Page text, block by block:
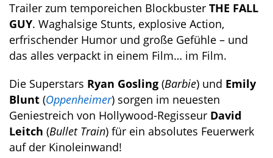
Trailer zum temporeichen Blockbuster THE FALL
GUY. Waghalsige Stunts, explosive Action,
erfrischender Humor und große Gefühle – und
das alles verpackt in einem Film… im Film.
Die Superstars Ryan Gosling (Barbie) und Emily
Blunt (Oppenheimer) sorgen im neuesten
Geniestreich von Hollywood-Regisseur David
Leitch (Bullet Train) für ein absolutes Feuerwerk
auf der Kinoleinwand!